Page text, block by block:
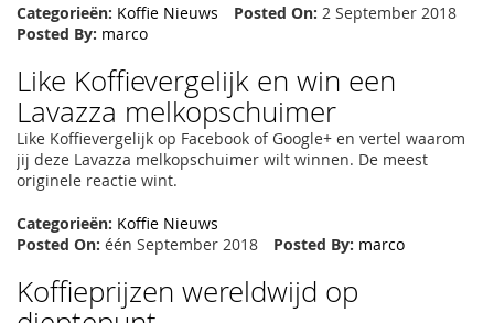
Categorieën: Koffie Nieuws Posted On: 2 September 2018
Posted By: marco
Like Koffievergelijk en win een
Lavazza melkopschuimer
Like Koffievergelijk op Facebook of Google+ en vertel waarom
jij deze Lavazza melkopschuimer wilt winnen. De meest
originele reactie wint.
Categorieën: Koffie Nieuws
Posted On: één September 2018 Posted By: marco
Koffieprijzen wereldwijd op